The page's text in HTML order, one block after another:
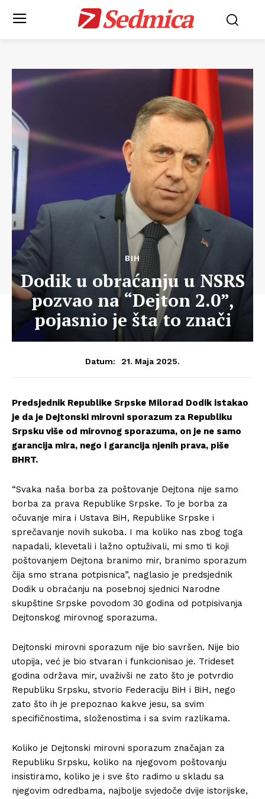
Sedmica
BIH
Dodik u obraćanju u NSRS
pozvao na “Dejton 2.0”,
pojasnio je šta to znači
Datum: 21. Maja 2025.
Predsjednik Republike Srpske Milorad Dodik istakao
je da je Dejtonski mirovni sporazum za Republiku
Srpsku više od mirovnog sporazuma, on je ne samo
garancija mira, nego i garancija njenih prava, piše
BHRT.
“Svaka naša borba za poštovanje Dejtona nije samo
borba za prava Republike Srpske. To je borba za
očuvanje mira i Ustava BiH, Republike Srpske i
sprečavanje novih sukoba. I ma koliko nas zbog toga
napadali, klevetali i lažno optuživali, mi smo ti koji
poštovanjem Dejtona branimo mir, branimo sporazum
čija smo strana potpisnica”, naglasio je predsjednik
Dodik u obraćanju na posebnoj sjednici Narodne
skupštine Srpske povodom 30 godina od potpisivanja
Dejtonskog mirovnog sporazuma.
Dejtonski mirovni sporazum nije bio savršen. Nije bio
utopija, već je bio stvaran i funkcionisao je. Trideset
godina održava mir, uvaživši ne zato što je potvrdio
Republiku Srpsku, stvorio Federaciju BiH i BiH, nego
zato što ih je prepoznao kakve jesu, sa svim
specifičnostima, složenostima i sa svim razlikama.
Koliko je Dejtonski mirovni sporazum značajan za
Republiku Srpsku, koliko na njegovom poštovanju
insistiramo, koliko je i sve što radimo u skladu sa
njegovim odredbama, najbolje svjedoče dvije istorijske,